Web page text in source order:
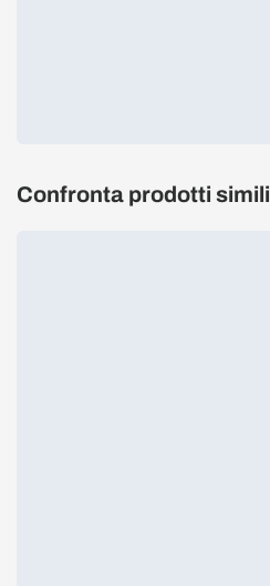
Confronta prodotti simili